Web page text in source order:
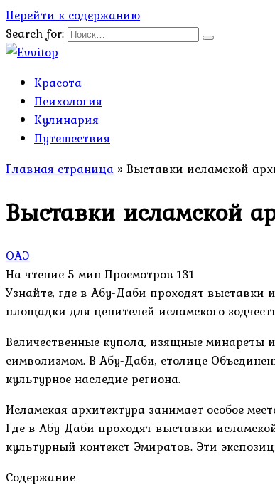
Перейти к содержанию
Search for:
Красота
Психология
Кулинария
Путешествия
Главная страница » Выставки исламской
Выставки исламской
ОАЭ
На чтение 5 мин Просмотров 131
Узнайте, где в Абу-Даби проходят
площадки для ценителей исламского
Величественные купола, изящные минареты
символизмом. В Абу-Даби, столице
культурное наследие региона.
Исламская архитектура занимает особое
Где в Абу-Даби проходят выставки
культурный контекст Эмиратов. Эти
Содержание